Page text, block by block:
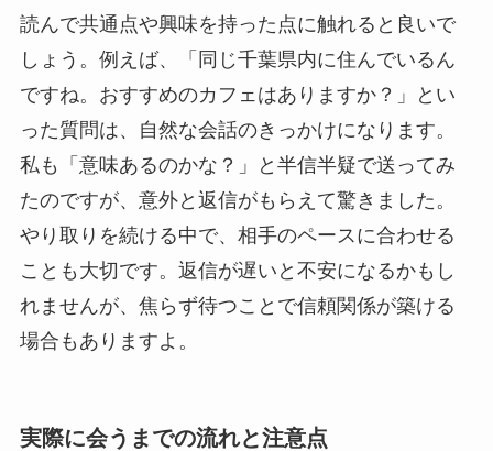
読んで共通点や興味を持った点に触れると良いで
しょう。例えば、「同じ千葉県内に住んでいるん
ですね。おすすめのカフェはありますか？」とい
った質問は、自然な会話のきっかけになります。
私も「意味あるのかな？」と半信半疑で送ってみ
たのですが、意外と返信がもらえて驚きました。
やり取りを続ける中で、相手のペースに合わせる
ことも大切です。返信が遅いと不安になるかもし
れませんが、焦らず待つことで信頼関係が築ける
場合もありますよ。
実際に会うまでの流れと注意点